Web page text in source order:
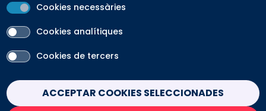
Cookies necessàries
Cookies analítiques
Cookies de tercers
ACCEPTAR COOKIES SELECCIONADES
Withdraw consent
PEU Avís legal Contacte
SEGUEIX-NOS